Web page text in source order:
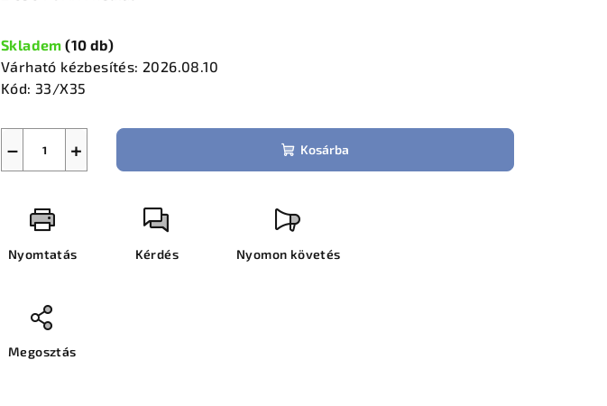
Skladem(10 db)
Várható kézbesítés: 2026.08.10
Kód: 33/X35
+
− Kosárba
Nyomtatás Kérdés Nyomon követés
Megosztás